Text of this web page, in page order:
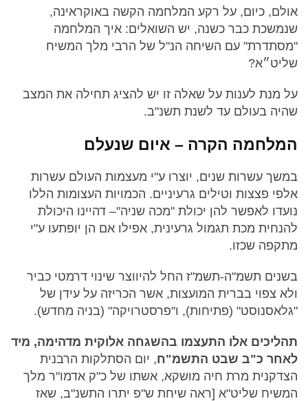
אולם, כיום, על רקע המלחמה הקשה באוקראינה,
שנמשכת כבר כשנה, יש השואלים: איך המלחמה
"מסתדרת" עם השיחה הנ"ל של הרבי מלך המשיח
שליט״א?
על מנת לענות על שאלה זו יש להציג תחילה את המצב
שהיה בעולם עד לשנת תשנ"ב.
המלחמה הקרה – איום שנעלם
במשך עשרות שנים, יוצרו ע"י מעצמות העולם עשרות
אלפי פצצות וטילים גרעיניים. הכמויות העצומות הללו
נועדו לאפשר להן יכולת "מכה שניה"– דהיינו היכולת
להנחית מכת תגמול גרעינית, אפילו אם הן יופתעו ע"י
מתקפה שכזו.
בשנים תשמ"ה-תשמ"ז החל להיווצר שינוי דרמטי כביר
ולא צפוי בברית המועצות, אשר הכריזה על עידן של
"גלאסנוסט" (פתיחות), ו"פרסטרויקה" (בניה מחדש).
תהליכים אלו התעצמו בהשגחה אלוקית מדהימה, מיד
לאחר כ"ב שבט התשמ"ח, יום הסתלקות הרבנית
הצדקנית מרת חיה מושקא, אשתו של כ"ק אדמו"ר מלך
המשיח שליט"א [ראה שיחת ש"פ יתרו התשנ"ב, שאז